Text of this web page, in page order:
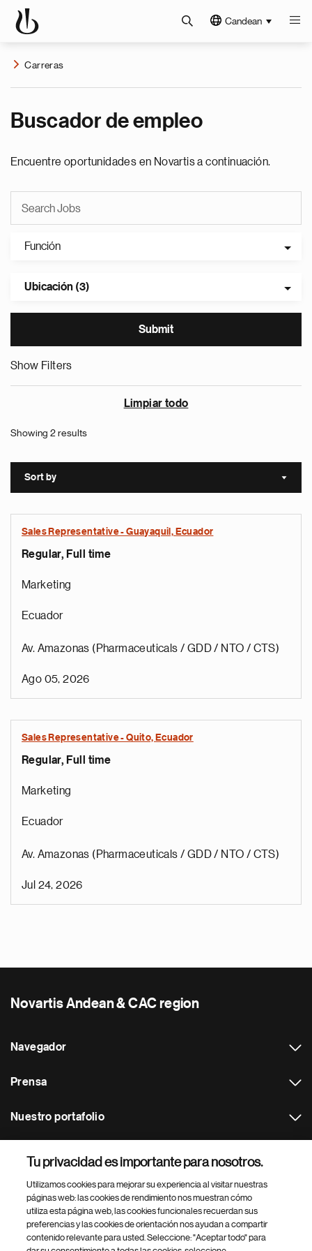
Candean
Carreras
Buscador de empleo
Encuentre oportunidades en Novartis a continuación.
Función
Ubicación (3)
Show Filters
Limpiar todo
Showing 2 results
Sort by Sort
Sales Representative - Guayaquil, Ecuador
Regular, Full time
Marketing
Ecuador
Av. Amazonas (Pharmaceuticals / GDD / NTO / CTS)
Ago 05, 2026
Sales Representative - Quito, Ecuador
Regular, Full time
Marketing
Ecuador
Av. Amazonas (Pharmaceuticals / GDD / NTO / CTS)
Jul 24, 2026
Novartis Andean & CAC region
Navegador
Prensa
Nuestro portafolio
Footer Site Search
Tu privacidad es importante para nosotros.
Utilizamos cookies para mejorar su experiencia al visitar nuestras
páginas web: las cookies de rendimiento nos muestran cómo
utiliza esta página web, las cookies funcionales recuerdan sus
preferencias y las cookies de orientación nos ayudan a compartir
contenido relevante para usted. Seleccione: "Aceptar todo" para